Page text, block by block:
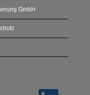
GmbH
W